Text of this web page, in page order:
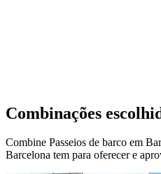
Combinações
Combine Passeios de barco em
Barcelona tem para oferecer e